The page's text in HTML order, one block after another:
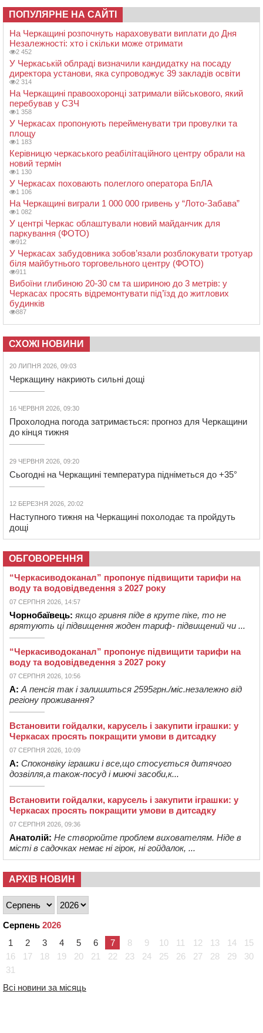
ПОПУЛЯРНЕ НА САЙТІ
На Черкащині розпочнуть нараховувати виплати до Дня
Незалежності: хто і скільки може отримати
2 452
У Черкаській облраді визначили кандидатку на посаду
директора установи, яка супроводжує 39 закладів освіти
2 314
На Черкащині правоохоронці затримали військового, який
перебував у СЗЧ
1 358
У Черкасах пропонують перейменувати три провулки та
площу
1 183
Керівницю черкаського реабілітаційного центру обрали на
новий термін
1 130
У Черкасах поховають полеглого оператора БпЛА
1 106
На Черкащині виграли 1 000 000 гривень у “Лото-Забава”
1 082
У центрі Черкас облаштували новий майданчик для
паркування (ФОТО)
912
У Черкасах забудовника зобов’язали розблокувати тротуар
біля майбутнього торговельного центру (ФОТО)
911
Вибоїни глибиною 20-30 см та шириною до 3 метрів: у
Черкасах просять відремонтувати під’їзд до житлових
будинків
887
СХОЖІ НОВИНИ
20 ЛИПНЯ 2026, 09:03
Черкащину накриють сильні дощі
16 ЧЕРВНЯ 2026, 09:30
Прохолодна погода затримається: прогноз для Черкащини
до кінця тижня
29 ЧЕРВНЯ 2026, 09:20
Сьогодні на Черкащині температура підніметься до +35°
12 БЕРЕЗНЯ 2026, 20:02
Наступного тижня на Черкащині похолодає та пройдуть
дощі
ОБГОВОРЕННЯ
“Черкасиводоканал” пропонує підвищити тарифи на
воду та водовідведення з 2027 року
07 СЕРПНЯ 2026, 14:57
Чорнобаївець: якщо гривня піде в круте піке, то не
врятують ці підвищення жоден тариф- підвищений чи ...
“Черкасиводоканал” пропонує підвищити тарифи на
воду та водовідведення з 2027 року
07 СЕРПНЯ 2026, 10:56
А: А пенсія так і залишиться 2595грн./міс.незалежно від
регіону проживання?
Встановити гойдалки, карусель і закупити іграшки: у
Черкасах просять покращити умови в дитсадку
07 СЕРПНЯ 2026, 10:09
А: Споконвіку іграшки і все,що стосується дитячого
дозвілля,а також-посуд і миючі засоби,к...
Встановити гойдалки, карусель і закупити іграшки: у
Черкасах просять покращити умови в дитсадку
07 СЕРПНЯ 2026, 09:36
Анатолій: Не створюйте проблем вихователям. Ніде в
місті в садочках немає ні гірок, ні гойдалок, ...
АРХІВ НОВИН
Серпень 2026
1
2 3 4 5 6 7 8 9 10 11 12 13 14
15
16
17 18 19 20 21 22 23 24 25 26 27 28 29
30
31
Всі новини за місяць